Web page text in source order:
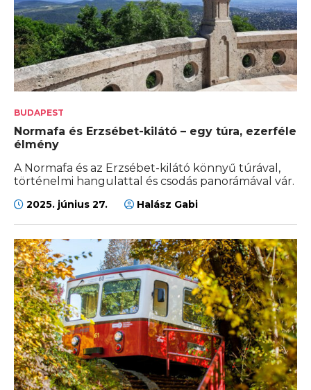
BUDAPEST
Normafa és Erzsébet-kilátó – egy túra, ezerféle
élmény
A Normafa és az Erzsébet-kilátó könnyű túrával,
történelmi hangulattal és csodás panorámával vár.
2025. június 27. Halász Gabi